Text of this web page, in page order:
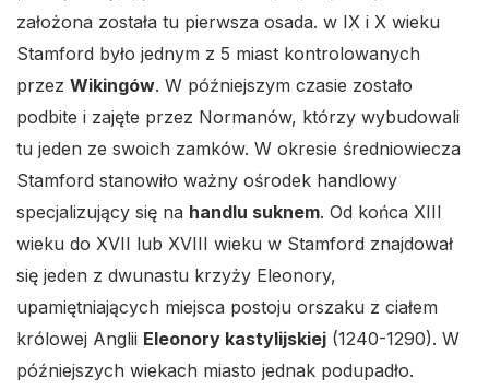
założona została tu pierwsza osada. w IX i X wieku
Stamford było jednym z 5 miast kontrolowanych
przez Wikingów. W późniejszym czasie zostało
podbite i zajęte przez Normanów, którzy wybudowali
tu jeden ze swoich zamków. W okresie średniowiecza
Stamford stanowiło ważny ośrodek handlowy
specjalizujący się na handlu suknem. Od końca XIII
wieku do XVII lub XVIII wieku w Stamford znajdował
się jeden z dwunastu krzyży Eleonory,
upamiętniających miejsca postoju orszaku z ciałem
królowej Anglii Eleonory kastylijskiej (1240-1290). W
późniejszych wiekach miasto jednak podupadło.